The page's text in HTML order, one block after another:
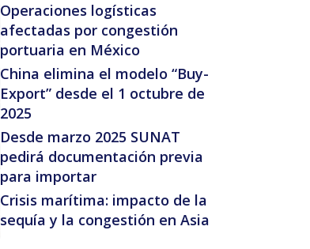
Operaciones logísticas
afectadas por congestión
portuaria en México
China elimina el modelo “Buy-
Export” desde el 1 octubre de
2025
Desde marzo 2025 SUNAT
pedirá documentación previa
para importar
Crisis marítima: impacto de la
sequía y la congestión en Asia